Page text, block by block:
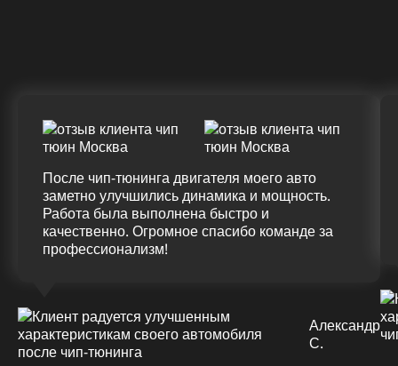
После чип-тюнинга двигателя моего авто
заметно улучшились динамика и мощность.
Работа была выполнена быстро и
качественно. Огромное спасибо команде за
профессионализм!
Александр
С.